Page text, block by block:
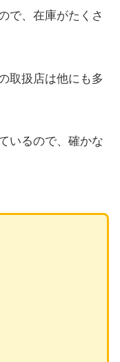
で、在庫がたくさ
取扱店は他にも多
いるので、確かな